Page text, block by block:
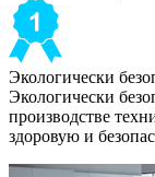
Экологически
Экологически
производстве
здоровую и